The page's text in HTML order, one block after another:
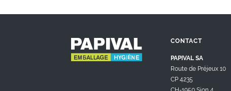
CONTACT
PAPIVAL SA
Route de Préjeux 10
CP 4235